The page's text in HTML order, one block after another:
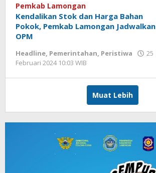
Pemkab Lamongan
Kendalikan Stok dan Harga Bahan
Pokok, Pemkab Lamongan Jadwalkan
OPM
Headline, Pemerintahan, Peristiwa
25
Februari 2024 10:03 WIB
Muat Lebih